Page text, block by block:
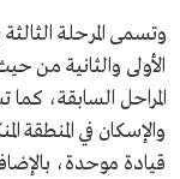
وتسمى المرحلة
الأولى والثانية من
المراحل السابقة،
والإسكان في
قيادة موحدة،